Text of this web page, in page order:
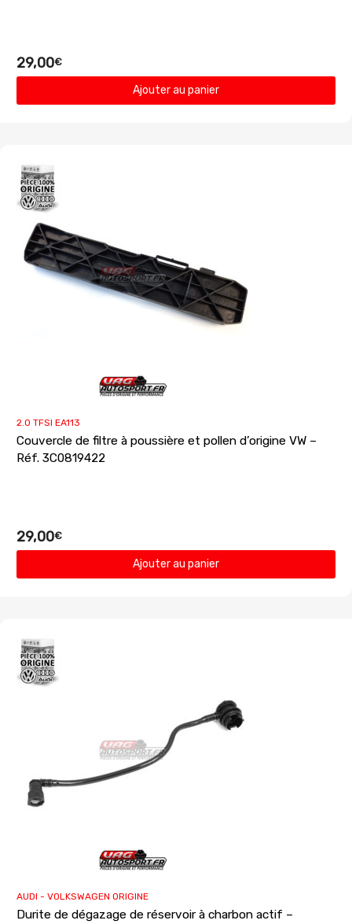
29,00€
Ajouter au panier
2.0 TFSI EA113
Couvercle de filtre à poussière et pollen d’origine VW –
Réf. 3C0819422
29,00€
Ajouter au panier
AUDI - VOLKSWAGEN ORIGINE
Durite de dégazage de réservoir à charbon actif –